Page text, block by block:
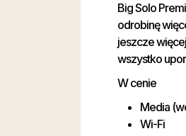
Big Solo
odrobinę
jeszcze
wszystko
W cenie
Media
Wi-Fi